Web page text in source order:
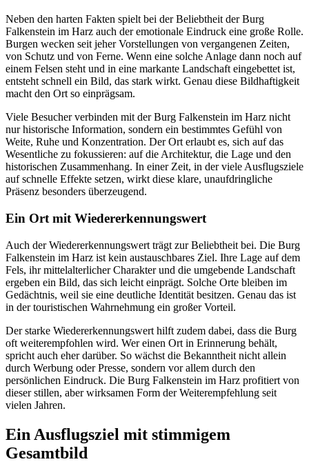
Neben den harten Fakten spielt bei der Beliebtheit der Burg
Falkenstein im Harz auch der emotionale Eindruck eine große Rolle.
Burgen wecken seit jeher Vorstellungen von vergangenen Zeiten,
von Schutz und von Ferne. Wenn eine solche Anlage dann noch auf
einem Felsen steht und in eine markante Landschaft eingebettet ist,
entsteht schnell ein Bild, das stark wirkt. Genau diese Bildhaftigkeit
macht den Ort so einprägsam.
Viele Besucher verbinden mit der Burg Falkenstein im Harz nicht
nur historische Information, sondern ein bestimmtes Gefühl von
Weite, Ruhe und Konzentration. Der Ort erlaubt es, sich auf das
Wesentliche zu fokussieren: auf die Architektur, die Lage und den
historischen Zusammenhang. In einer Zeit, in der viele Ausflugsziele
auf schnelle Effekte setzen, wirkt diese klare, unaufdringliche
Präsenz besonders überzeugend.
Ein Ort mit Wiedererkennungswert
Auch der Wiedererkennungswert trägt zur Beliebtheit bei. Die Burg
Falkenstein im Harz ist kein austauschbares Ziel. Ihre Lage auf dem
Fels, ihr mittelalterlicher Charakter und die umgebende Landschaft
ergeben ein Bild, das sich leicht einprägt. Solche Orte bleiben im
Gedächtnis, weil sie eine deutliche Identität besitzen. Genau das ist
in der touristischen Wahrnehmung ein großer Vorteil.
Der starke Wiedererkennungswert hilft zudem dabei, dass die Burg
oft weiterempfohlen wird. Wer einen Ort in Erinnerung behält,
spricht auch eher darüber. So wächst die Bekanntheit nicht allein
durch Werbung oder Presse, sondern vor allem durch den
persönlichen Eindruck. Die Burg Falkenstein im Harz profitiert von
dieser stillen, aber wirksamen Form der Weiterempfehlung seit
vielen Jahren.
Ein Ausflugsziel mit stimmigem
Gesamtbild